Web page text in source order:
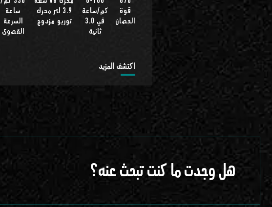
قوة
الحصان
كم/ساعة
في 3.0
ثانية
3.9 لتر محرك
توربو مزدوج
ساعة
السرعة
القصوى
اكتشف المزيد
هل وجدت ما كنت تبحث عنه؟